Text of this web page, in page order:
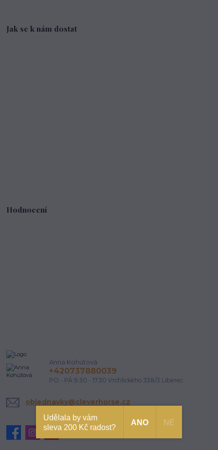
Jak se k nám dostat
Hodnocení
Anna Kohútová
+420737880039
PO - PÁ 9.30 - 17.30 Vrchlického 338/3 Liberec
objednavky@cleverhorse.cz
Udělala by vám
sleva 200 Kč radost?
ANO NE